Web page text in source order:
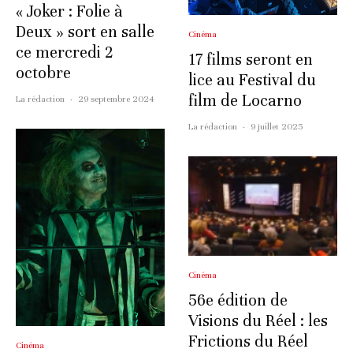
« Joker : Folie à
Deux » sort en salle
ce mercredi 2
octobre
La rédaction · 29 septembre 2024
Cinéma
Cinéma
17 films seront en
lice au Festival du
film de Locarno
La rédaction · 9 juillet 2025
Cinéma
56e édition de
Visions du Réel : les
Frictions du Réel